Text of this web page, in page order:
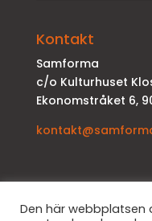
Kontakt
Samforma
c/o Kulturhuset
Ekonomstråket 6,
Den här webbplatsen